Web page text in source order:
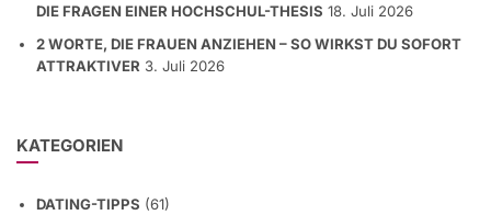
DIE FRAGEN EINER HOCHSCHUL-THESIS 18. Juli 2026
2 WORTE, DIE FRAUEN ANZIEHEN – SO WIRKST DU SOFORT
ATTRAKTIVER 3. Juli 2026
KATEGORIEN
DATING-TIPPS (61)